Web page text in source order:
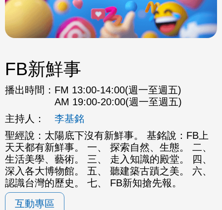
FB新鮮事
播出時間： FM 13:00-14:00(週一至週五)
AM 19:00-20:00(週一至週五)
主持人：
李基銘
聖經說：太陽底下沒有新鮮事。 基銘說：FB上
天天都有新鮮事。 一、 探索自然、生態。 二、
生活美學、藝術。 三、 走入知識的殿堂。 四、
深入各大博物館。 五、 聽建築古蹟之美。 六、
認識台灣的歷史。 七、 FB新知搶先報。
互動專區